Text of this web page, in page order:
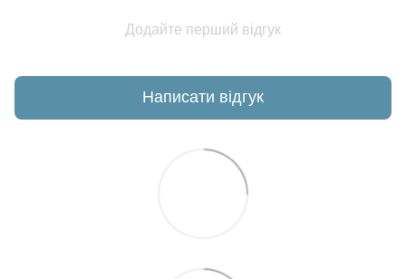
Додайте перший відгук
Написати відгук